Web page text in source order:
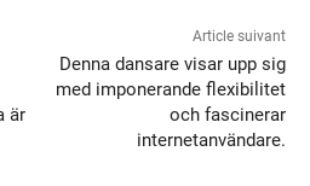
är
Article suivant
Denna dansare visar upp sig
med imponerande flexibilitet
och fascinerar
internetanvändare.